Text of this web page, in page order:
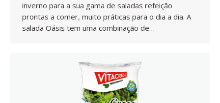
inverno para a sua gama de saladas refeição
prontas a comer, muito práticas para o dia a dia. A
salada Oásis tem uma combinação de…